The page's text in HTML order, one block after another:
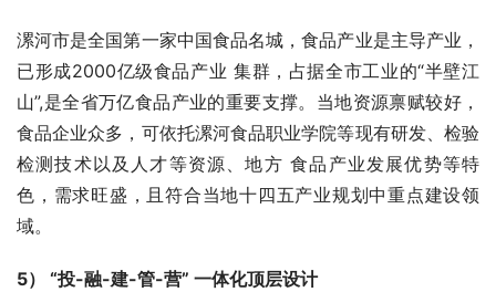
漯河市是全国第一家中国食品名城，食品产业是主导产业，
已形成2000亿级食品产业 集群，占据全市工业的“半壁江
山”,是全省万亿食品产业的重要支撑。当地资源禀赋较好，
食品企业众多，可依托漯河食品职业学院等现有研发、检验
检测技术以及人才等资源、地方 食品产业发展优势等特
色，需求旺盛，且符合当地十四五产业规划中重点建设领
域。
5） “投-融-建-管-营” 一体化顶层设计